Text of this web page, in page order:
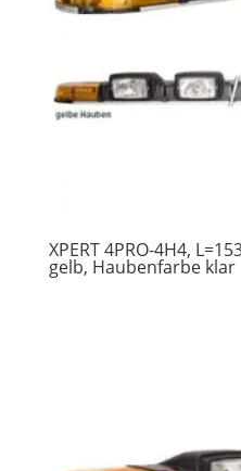
XPERT 4PRO-4H4,
gelb, Haubenfarbe klar